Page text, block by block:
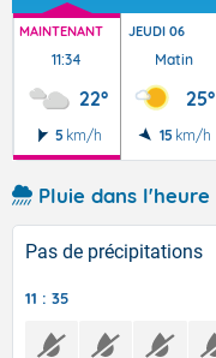
MAINTENANT
11:34
22°
5 km/h
JEUDI 06
Matin
25°
15 km/h
Pluie dans l'heure
Pas de précipitations
11 : 35